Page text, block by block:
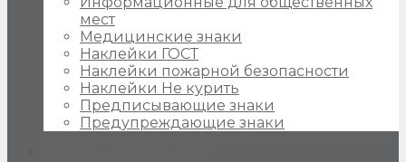
мест
Медицинские знаки
Наклейки ГОСТ
Наклейки пожарной безопасности
Наклейки Не курить
Предписывающие знаки
Предупреждающие знаки